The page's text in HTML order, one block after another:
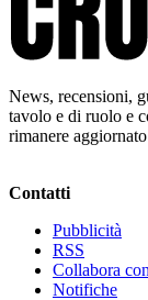
News, recensioni,
tavolo e di ruolo e
rimanere
Contatti
Pubblicità
RSS
Collabora
Notifiche